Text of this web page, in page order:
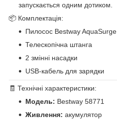
запускається одним дотиком.
📦 Комплектація:
Пилосос Bestway AquaSurge
Телескопічна штанга
2 змінні насадки
USB-кабель для зарядки
🧾 Технічні характеристики:
Модель: Bestway 58771
Живлення: акумулятор